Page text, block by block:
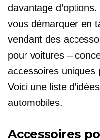
davantage
vous démarquer en
vendant des
pour voitures –
accessoires uniques
Voici une liste
automobiles.
Accessoires